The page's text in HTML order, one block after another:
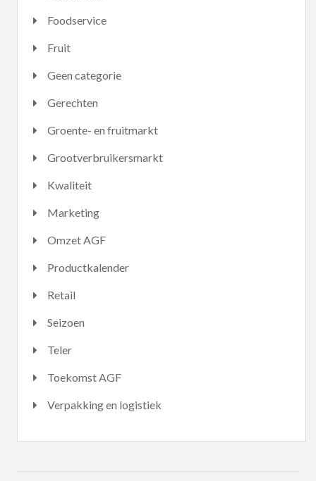
Foodservice
Fruit
Geen categorie
Gerechten
Groente- en fruitmarkt
Grootverbruikersmarkt
Kwaliteit
Marketing
Omzet AGF
Productkalender
Retail
Seizoen
Teler
Toekomst AGF
Verpakking en logistiek